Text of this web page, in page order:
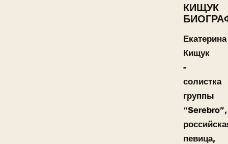
КИЩУК
Екатерина
Кищук
-
солистка
группы
“Serebro”,
певица,